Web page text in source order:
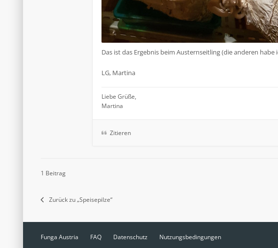
Das ist das Ergebnis beim Austernseitling (die anderen
LG, Martina
Liebe Grüße,
Martina
Zitieren
1 Beitrag
Zurück zu „Speisepilze“
Funga Austria FAQ Datenschutz Nutzungsbedingungen